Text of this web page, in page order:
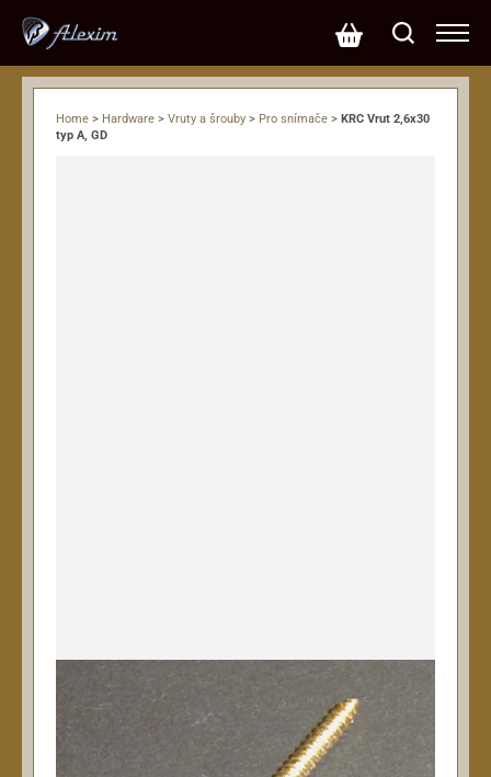
Home > Hardware > Vruty a šrouby > Pro snímače > KRC Vrut 2,6x30
typ A, GD